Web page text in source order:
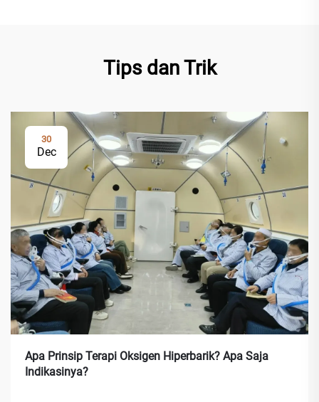
Tips dan Trik
30
Dec
Apa Prinsip Terapi Oksigen Hiperbarik? Apa Saja
Indikasinya?